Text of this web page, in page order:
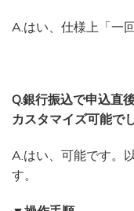
A.はい、仕様上「一
Q.銀行振込で申込直
カスタマイズ可能で
A.はい、可能です。
す。